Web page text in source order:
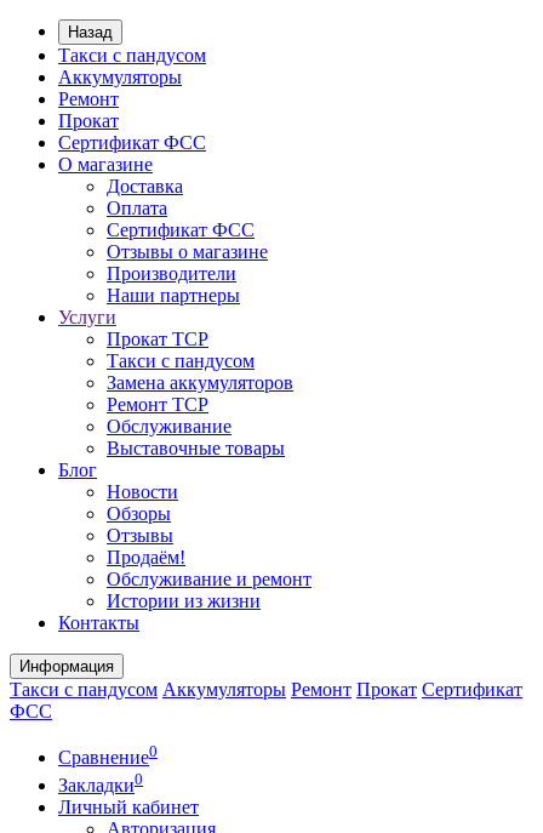
Назад
Такси с пандусом
Аккумуляторы
Ремонт
Прокат
Сертификат ФСС
О магазине
Доставка
Оплата
Сертификат ФСС
Отзывы о магазине
Производители
Наши партнеры
Услуги
Прокат ТСР
Такси с пандусом
Замена аккумуляторов
Ремонт ТСР
Обслуживание
Выставочные товары
Блог
Новости
Обзоры
Отзывы
Продаём!
Обслуживание и ремонт
Истории из жизни
Контакты
Информация
Такси с пандусом Аккумуляторы Ремонт Прокат Сертификат
ФСС
Сравнение0
Закладки0
Личный кабинет
Авторизация